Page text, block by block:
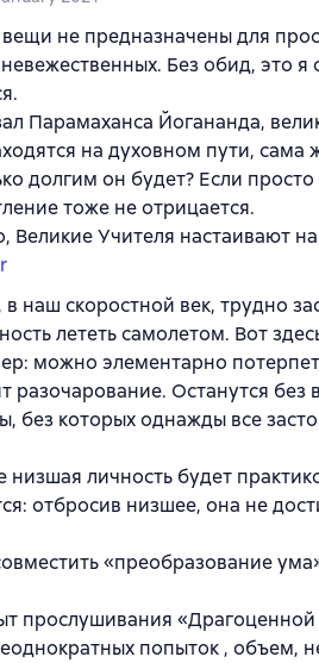
не предназначены для
Без обид, это
Парамаханса Йогананда,
на духовном пути, сама
долгим он будет? Если
тоже не отрицается.
Великие Учителя настаивают
наш скоростной век, трудно
лететь самолетом. Вот
можно элементарно
разочарование. Останутся
без которых однажды все
низшая личность будет
отбросив низшее, она не
«преобразование
прослушивания
попыток , объем,